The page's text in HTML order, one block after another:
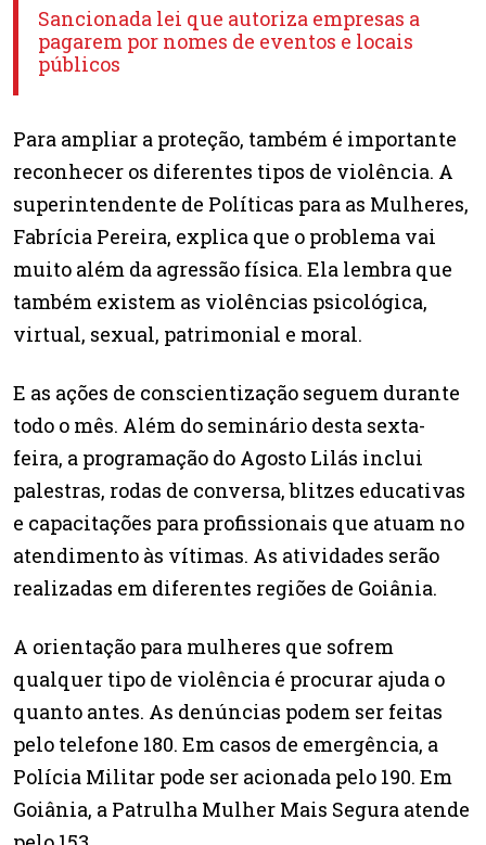
Sancionada lei que autoriza empresas a
pagarem por nomes de eventos e locais
públicos
Para ampliar a proteção, também é importante
reconhecer os diferentes tipos de violência. A
superintendente de Políticas para as Mulheres,
Fabrícia Pereira, explica que o problema vai
muito além da agressão física. Ela lembra que
também existem as violências psicológica,
virtual, sexual, patrimonial e moral.
E as ações de conscientização seguem durante
todo o mês. Além do seminário desta sexta-
feira, a programação do Agosto Lilás inclui
palestras, rodas de conversa, blitzes educativas
e capacitações para profissionais que atuam no
atendimento às vítimas. As atividades serão
realizadas em diferentes regiões de Goiânia.
A orientação para mulheres que sofrem
qualquer tipo de violência é procurar ajuda o
quanto antes. As denúncias podem ser feitas
pelo telefone 180. Em casos de emergência, a
Polícia Militar pode ser acionada pelo 190. Em
Goiânia, a Patrulha Mulher Mais Segura atende